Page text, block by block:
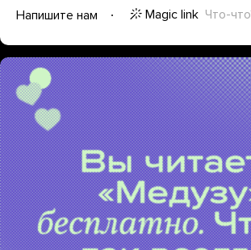
Напишите нам
Magic link Что-